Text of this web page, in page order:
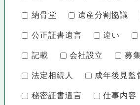
納骨堂 遺産分割協議
公正証書遺言 違い
記載 会社設立 募
法定相続人 成年後見監
秘密証書遺言 仕事内容